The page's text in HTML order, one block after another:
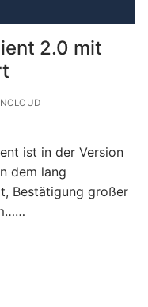
2.0 mit
ist in der Version
dem lang
Bestätigung großer